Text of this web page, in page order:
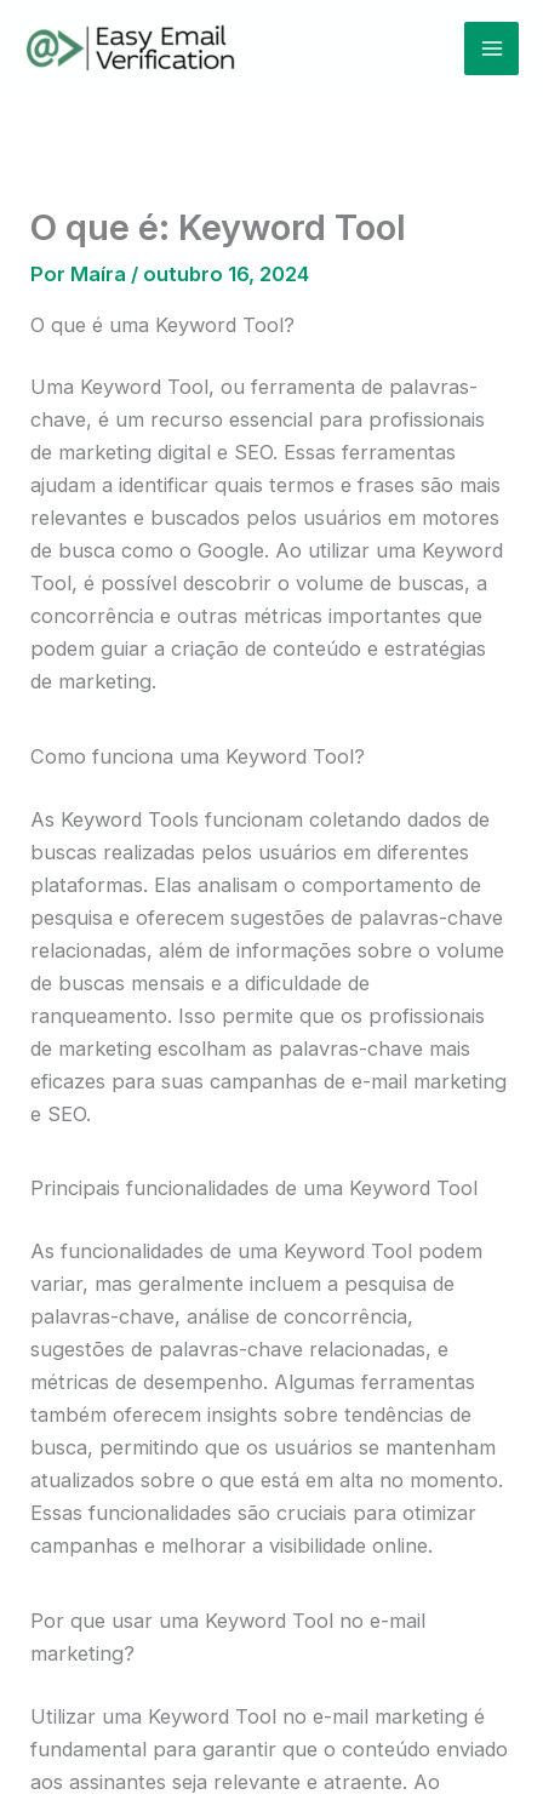
para
O que é: Keyword Tool
Por Maíra / outubro 16, 2024
O que é uma Keyword Tool?
Uma Keyword Tool, ou ferramenta de palavras-
chave, é um recurso essencial para profissionais
de marketing digital e SEO. Essas ferramentas
ajudam a identificar quais termos e frases são mais
relevantes e buscados pelos usuários em motores
de busca como o Google. Ao utilizar uma Keyword
Tool, é possível descobrir o volume de buscas, a
concorrência e outras métricas importantes que
podem guiar a criação de conteúdo e estratégias
de marketing.
Como funciona uma Keyword Tool?
As Keyword Tools funcionam coletando dados de
buscas realizadas pelos usuários em diferentes
plataformas. Elas analisam o comportamento de
pesquisa e oferecem sugestões de palavras-chave
relacionadas, além de informações sobre o volume
de buscas mensais e a dificuldade de
ranqueamento. Isso permite que os profissionais
de marketing escolham as palavras-chave mais
eficazes para suas campanhas de e-mail marketing
e SEO.
Principais funcionalidades de uma Keyword Tool
As funcionalidades de uma Keyword Tool podem
variar, mas geralmente incluem a pesquisa de
palavras-chave, análise de concorrência,
sugestões de palavras-chave relacionadas, e
métricas de desempenho. Algumas ferramentas
também oferecem insights sobre tendências de
busca, permitindo que os usuários se mantenham
atualizados sobre o que está em alta no momento.
Essas funcionalidades são cruciais para otimizar
campanhas e melhorar a visibilidade online.
Por que usar uma Keyword Tool no e-mail
marketing?
Utilizar uma Keyword Tool no e-mail marketing é
fundamental para garantir que o conteúdo enviado
aos assinantes seja relevante e atraente. Ao